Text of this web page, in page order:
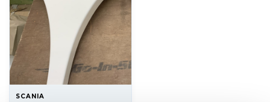
SCANIA